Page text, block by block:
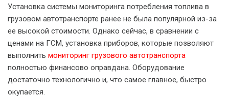
Установка системы мониторинга потребления топлива в
грузовом автотранспорте ранее не была популярной из-за
ее высокой стоимости. Однако сейчас, в сравнении с
ценами на ГСМ, установка приборов, которые позволяют
выполнить мониторинг грузового автотранспорта
полностью финансово оправдана. Оборудование
достаточно технологично и, что самое главное, быстро
окупается.